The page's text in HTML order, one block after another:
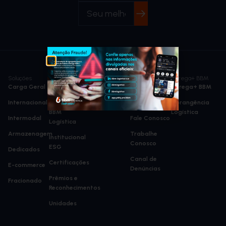
Soluções
Carga Geral
Internacional
Intermodal
Armazenagem
Dedicados
E-commerce
Fracionado
BBM
Quem Somos
Gestão da
BBM
Logística
Institucional
ESG
Certificações
Prêmios e
Reconhecimentos
Unidades
Notícias
Blog
Newsletter
Agrega+ BBM
Agrega+ BBM
Abrangência
Logística
Mais Opções
Intranet
Investidores
Fale Conosco
Trabalhe
Conosco
Canal de
Denúncias